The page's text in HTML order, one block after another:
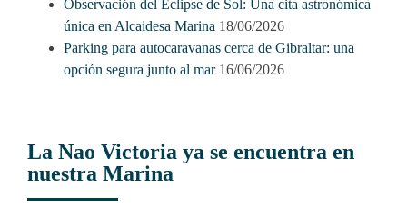
La Nao Victoria ya se encuentra en
nuestra Marina
Observación del Eclipse de Sol: Una cita astronómica
única en Alcaidesa Marina 18/06/2026
Parking para autocaravanas cerca de Gibraltar: una
opción segura junto al mar 16/06/2026